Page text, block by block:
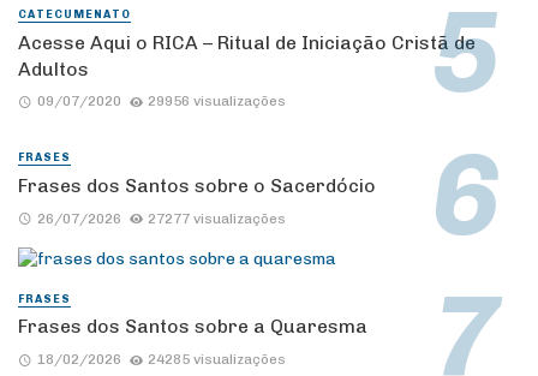
CATECUMENATO
Acesse Aqui o RICA – Ritual de Iniciação Cristã de
Adultos
09/07/2020 29956 visualizações
FRASES
Frases dos Santos sobre o Sacerdócio
26/07/2026 27277 visualizações
FRASES
Frases dos Santos sobre a Quaresma
18/02/2026 24285 visualizações